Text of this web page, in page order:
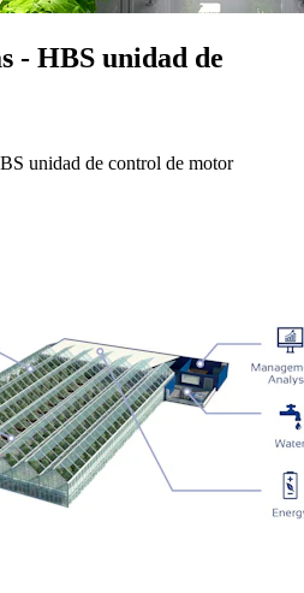
- HBS unidad de
unidad de control de motor